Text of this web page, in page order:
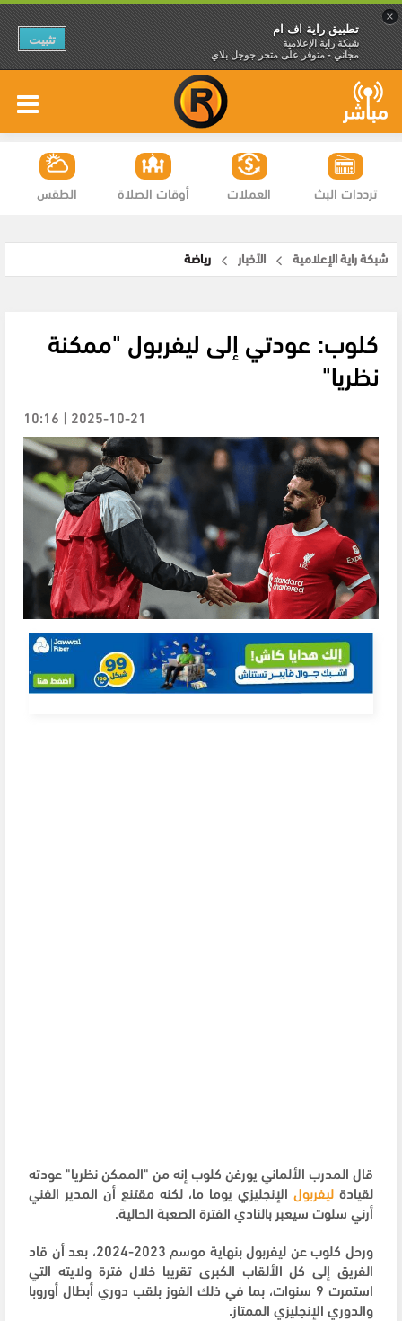
×
تطبيق راية اف ام
شبكة راية الإعلامية
مجاني - متوفر على متجر جوجل بلاي
تثبيت
الطقس أوقات الصلاة العملات ترددات البث
شبكة راية الإعلامية الأخبار رياضة
كلوب: عودتي إلى ليفربول "ممكنة
نظريا"
2025-10-21 | 10:16
قال المدرب الألماني يورغن كلوب إنه من "الممكن نظريا" عودته
لقيادة ليفربول الإنجليزي يوما ما، لكنه مقتنع أن المدير الفني
أرني سلوت سيعبر بالنادي الفترة الصعبة الحالية.
ورحل كلوب عن ليفربول بنهاية موسم 2023-2024، بعد أن قاد
الفريق إلى كل الألقاب الكبرى تقريبا خلال فترة ولايته التي
استمرت 9 سنوات، بما في ذلك الفوز بلقب دوري أبطال أوروبا
والدوري الإنجليزي الممتاز.